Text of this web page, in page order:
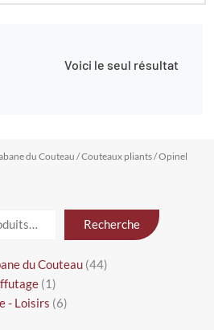
Voici le seul résultat
du Couteau /Couteaux pliants/ Opinel
Recherche
du Couteau 44
44
1
1
- Loisirs 6
6
24
1
3
1
2
2
1
37
2
2